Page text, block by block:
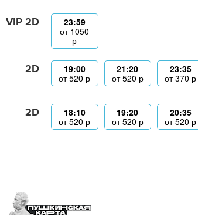
VIP 2D
23:59
от 1050
р
2D
19:00
от520 р
21:20
от520 р
23:35
от370 р
2D
18:10
от520 р
19:20
от520 р
20:35
от520 р